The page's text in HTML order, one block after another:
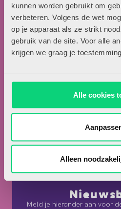
kunnen worden gebruikt om
verbeteren. Volgens de wet
op je apparaat als ze strikt
gebruik van de site. Voor alle
krijgen we graag je
Alle cookies
Alleen
Meld je hieronder aan voor
Over
Artikel
Adverteren
Uitgeverij Zwijsen
T.a.v. redactie HJK
Locomotiefboulevard
5041 SE Tilburg